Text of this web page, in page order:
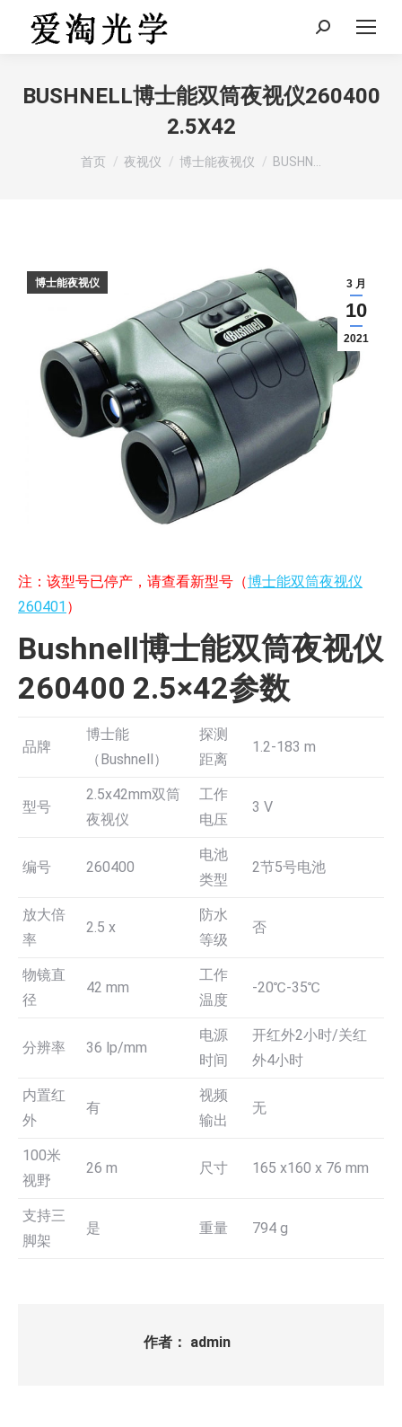
Search:
BUSHNELL博士能双筒夜视仪260400
2.5X42
您在这里：
首页 夜视仪 博士能夜视仪 BUSHN…
3 月
10
2021
博士能夜视仪
注：该型号已停产，请查看新型号（博士能双筒夜视仪
260401 ）
Bushnell博士能双筒夜视仪
260400 2.5×42参数
品牌
博士能
（Bushnell）
探测
距离
1.2-183 m
型号
2.5x42mm双筒
夜视仪
工作
电压
3 V
编号 260400
电池
类型
2节5号电池
放大倍
率
2.5 x
防水
等级
否
物镜直
径
42 mm
工作
温度
-20℃-35℃
分辨率 36 lp/mm
电源
时间
开红外2小时/关红
外4小时
内置红
外
有
视频
输出
无
100米
视野
26 m 尺寸 165 x160 x 76 mm
支持三
脚架
是 重量 794 g
作者： admin